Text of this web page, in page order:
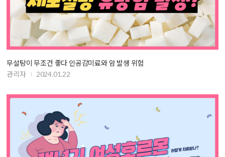
무설탕이 무조건 좋다 인공감미료와 암 발생 위험
관리자
2024.01.22